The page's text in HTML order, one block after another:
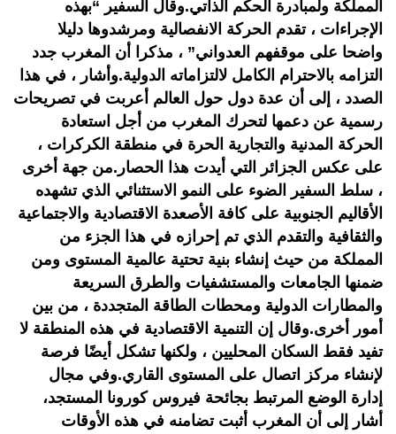
المملكة ولمبادرة الحكم الذاتي.وقال السفير “بهذه
الإجراءات ، تقدم الحركة الانفصالية ومرشدوها دليلا
واضحا على موقفهم العدواني” ، مذكرا أن المغرب جدد
التزامه بالاحترام الكامل لالتزاماته الدولية.وأشار ، في هذا
الصدد ، إلى أن عدة دول حول العالم أعربت في تصريحات
رسمية عن دعمها لتحرك المغرب من أجل استعادة
الحركة المدنية والتجارية الحرة في منطقة الكركرات ،
على عكس الجزائر التي أيدت هذا الحصار.من جهة أخرى
، سلط السفير الضوء على النمو الاستثنائي الذي تشهده
الأقاليم الجنوبية على كافة الأصعدة الاقتصادية والاجتماعية
والثقافية والتقدم الذي تم إحرازه في هذا الجزء من
المملكة من حيث إنشاء بنية تحتية عالمية المستوى ومن
ضمنها الجامعات والمستشفيات والطرق السريعة
والمطارات الدولية ومحطات الطاقة المتجددة ، من بين
أمور أخرى.وقال إن التنمية الاقتصادية في هذه المنطقة لا
تفيد فقط السكان المحليين ، ولكنها تشكل أيضًا فرصة
لإنشاء مركز اتصال على المستوى القاري.وفي مجال
إدارة الوضع المرتبط بجائحة فيروس كورونا المستجد،
أشار إلى أن المغرب أثبت تضامنه في هذه الأوقات